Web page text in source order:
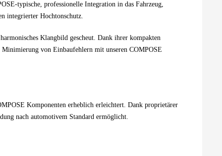
typische, professionelle Integration in das Fahrzeug,
integrierter Hochtonschutz.
Klangbild gescheut. Dank ihrer kompakten
von Einbaufehlern mit unseren COMPOSE
Komponenten erheblich erleichtert. Dank proprietärer
nach automotivem Standard ermöglicht.